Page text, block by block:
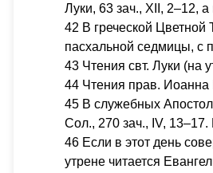
Луки, 63 зач., XII, 2–12,
42 В греческой Цветной
пасхальной седмицы, с
43 Чтения свт. Луки (на
44 Чтения прав. Иоанна
45 В служебных
Сол., 270 зач., IV, 13–17.
46 Если в этот день
утрене читается